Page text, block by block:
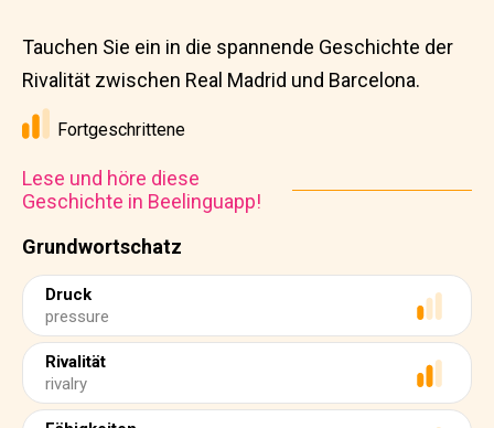
Grundwortschatz
Druck
pressure
Rivalität
rivalry
Tauchen Sie ein in die spannende Geschichte der
Rivalität zwischen Real Madrid und Barcelona.
Fortgeschrittene
Lese und höre diese
Geschichte in Beelinguapp!